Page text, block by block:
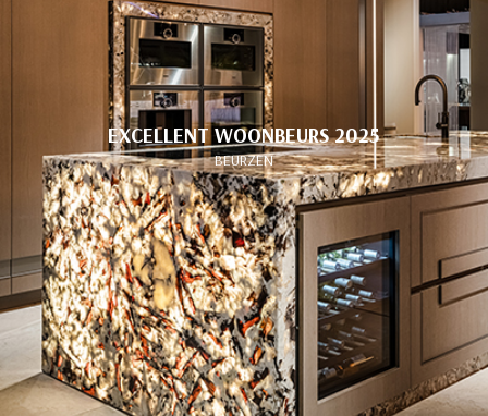
EXCELLENT WOONBEURS 2025
BEURZEN